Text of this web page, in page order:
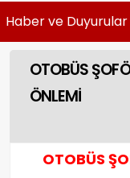
Haber ve Duyurular
OTOBÜS
ÖNLEMİ
OTOBÜS